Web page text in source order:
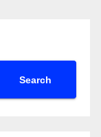
Search